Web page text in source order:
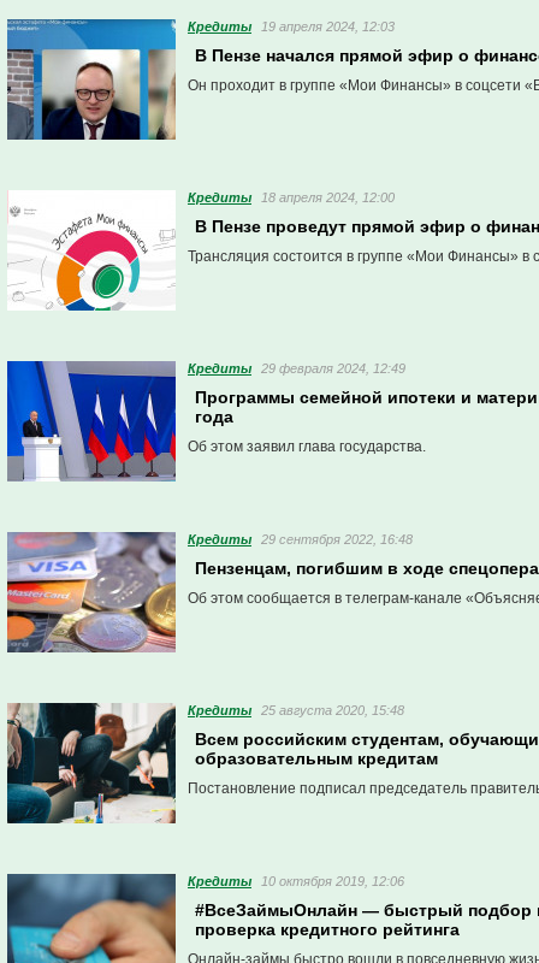
Кредиты 19 апреля 2024, 12:03
В Пензе начался прямой эфир о
Он проходит в группе «Мои Финансы» в соцсети
Кредиты 18 апреля 2024, 12:00
В Пензе проведут прямой эфир о
Трансляция состоится в группе «Мои Финансы» в
Кредиты 29 февраля 2024, 12:49
Программы семейной ипотеки и
года
Об этом заявил глава государства.
Кредиты 29 сентября 2022, 16:48
Пензенцам, погибшим в ходе
Об этом сообщается в телеграм-канале
Кредиты 25 августа 2020, 15:48
Всем российским студентам,
образовательным кредитам
Постановление подписал председатель
Кредиты 10 октября 2019, 12:06
#ВсеЗаймыОнлайн — быстрый подбор
проверка кредитного рейтинга
Онлайн-займы быстро вошли в повседневную